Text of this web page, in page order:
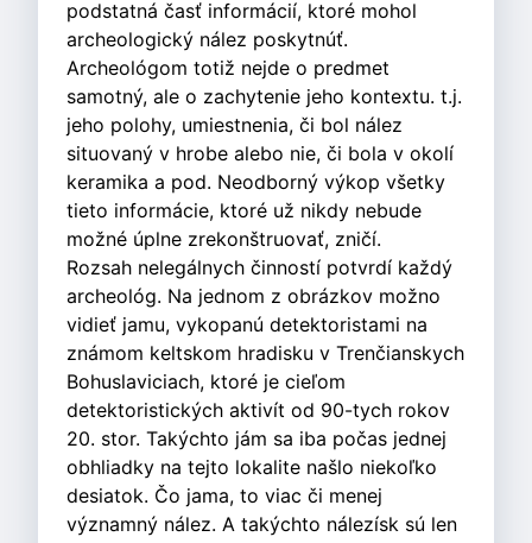
podstatná časť informácií, ktoré mohol
archeologický nález poskytnúť.
Archeológom totiž nejde o predmet
samotný, ale o zachytenie jeho kontextu. t.j.
jeho polohy, umiestnenia, či bol nález
situovaný v hrobe alebo nie, či bola v okolí
keramika a pod. Neodborný výkop všetky
tieto informácie, ktoré už nikdy nebude
možné úplne zrekonštruovať, zničí.
Rozsah nelegálnych činností potvrdí každý
archeológ. Na jednom z obrázkov možno
vidieť jamu, vykopanú detektoristami na
známom keltskom hradisku v Trenčianskych
Bohuslaviciach, ktoré je cieľom
detektoristických aktivít od 90-tych rokov
20. stor. Takýchto jám sa iba počas jednej
obhliadky na tejto lokalite našlo niekoľko
desiatok. Čo jama, to viac či menej
významný nález. A takýchto nálezísk sú len